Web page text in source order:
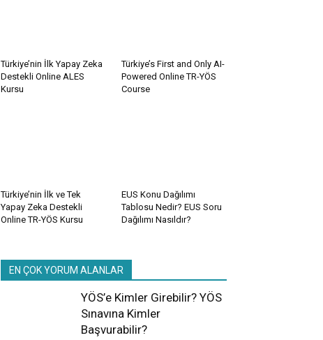
Türkiye’nin İlk Yapay Zeka
Destekli Online ALES
Kursu
Türkiye’s First and Only AI-
Powered Online TR-YÖS
Course
Türkiye’nin İlk ve Tek
Yapay Zeka Destekli
Online TR-YÖS Kursu
EUS Konu Dağılımı
Tablosu Nedir? EUS Soru
Dağılımı Nasıldır?
EN ÇOK YORUM ALANLAR
YÖS’e Kimler Girebilir? YÖS
Sınavına Kimler
Başvurabilir?